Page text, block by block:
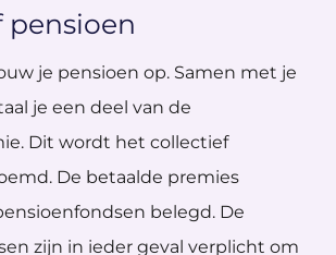
pensioen
je pensioen op. Samen met je
je een deel van de
Dit wordt het collectief
De betaalde premies
belegd. De
zijn in ieder geval verplicht om